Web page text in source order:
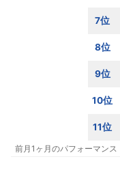
7位
8位
9位
10位
11位
前月1ヶ月のパフォーマンス